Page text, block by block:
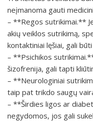
neįmanoma gauti
– **Regos sutrikimai.**
akių veiklos sutrikimą,
kontaktiniai lęšiai, gali
– **Psichikos
šizofrenija, gali tapti
– **Neurologiniai
taip pat trikdo saugų
– **Širdies ligos ar
negydomos, jos gali